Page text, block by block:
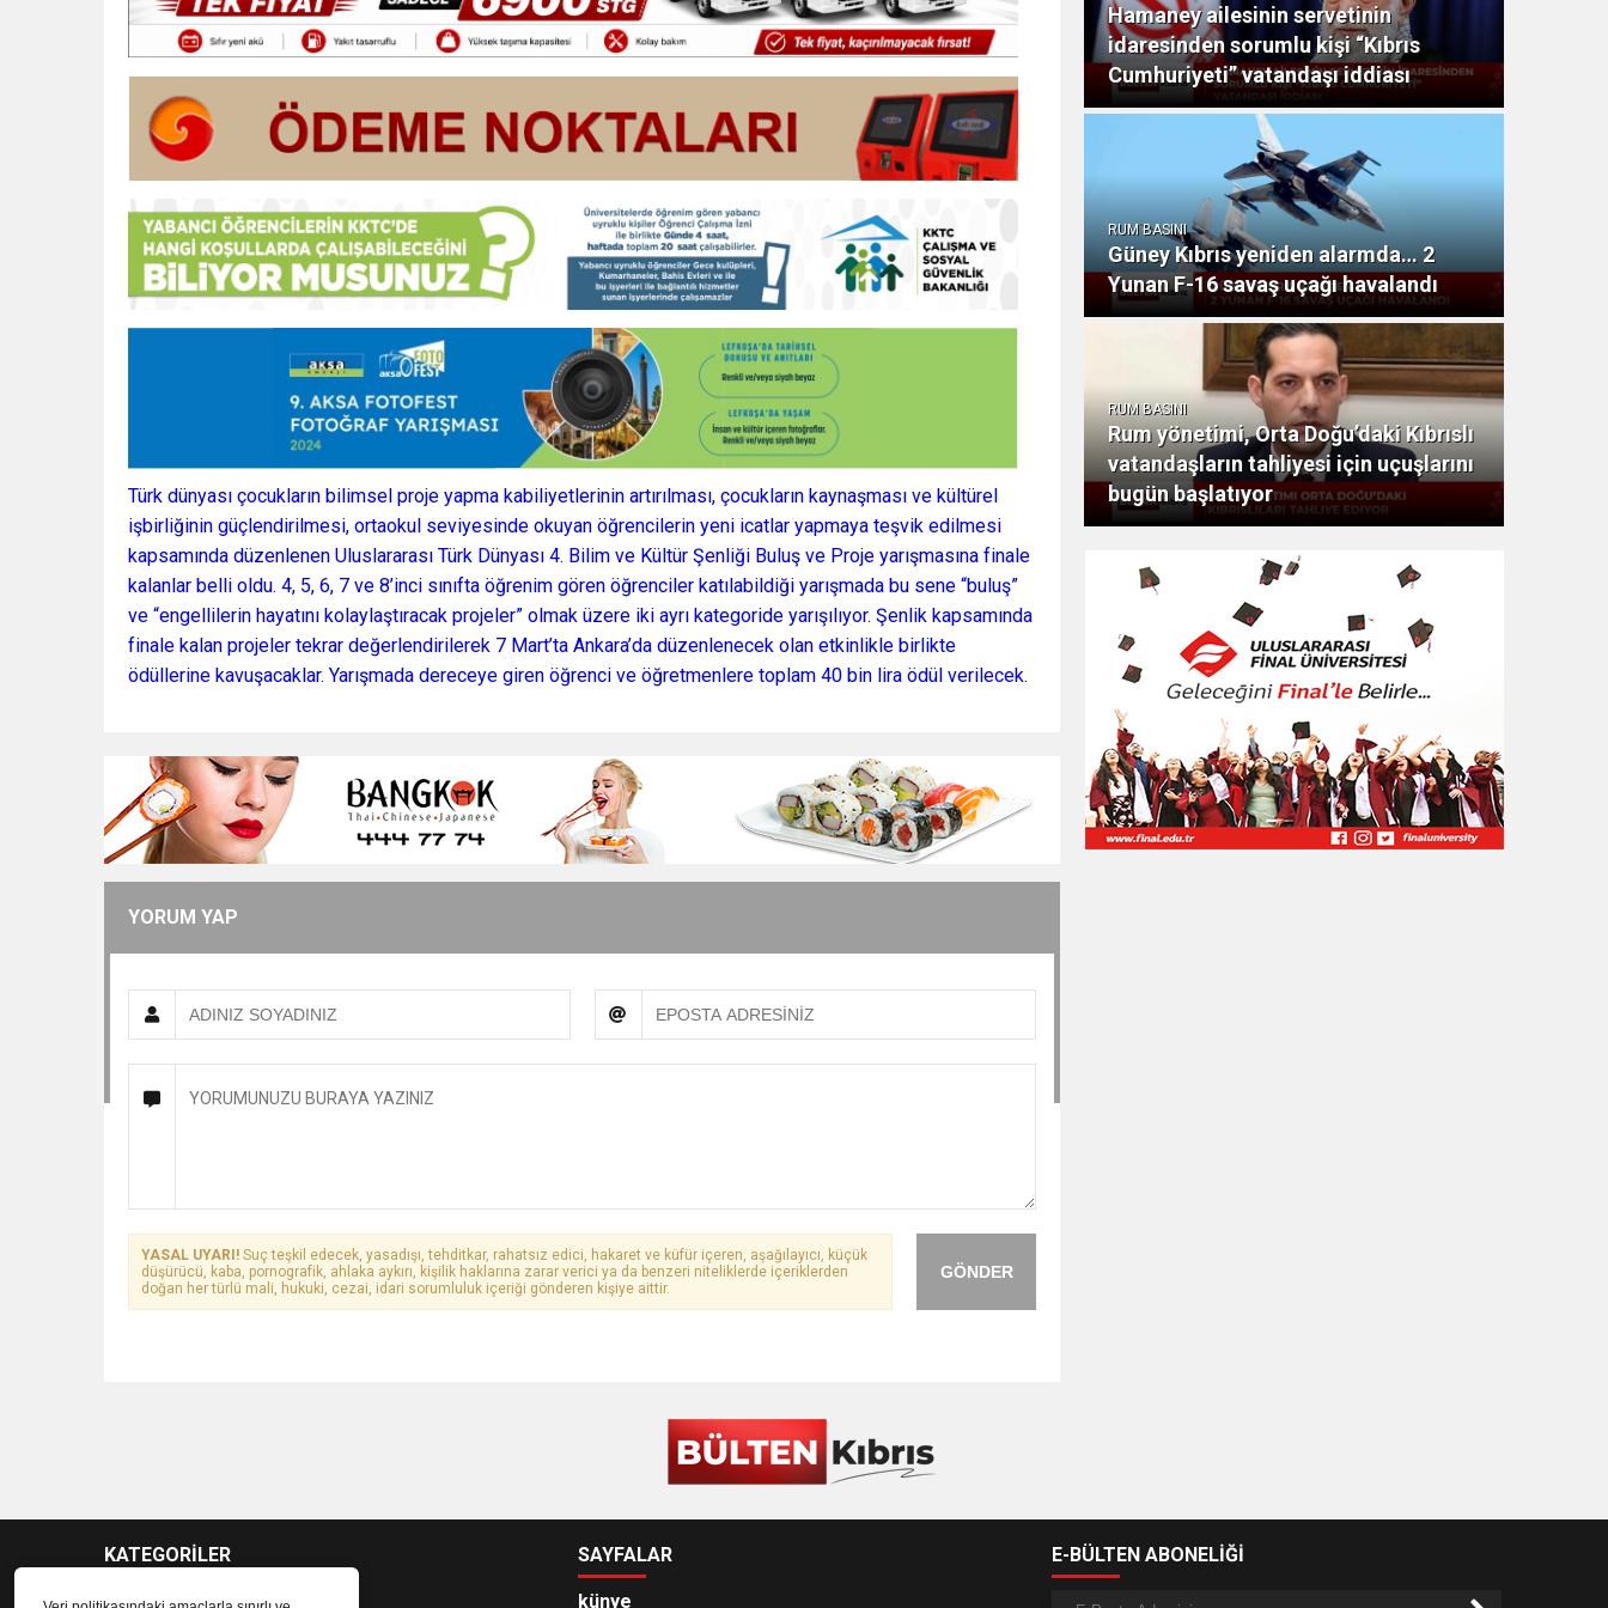
Türk dünyası çocukların bilimsel proje yapma kabiliyetlerinin artırılması, çocukların kaynaşması ve kültürel
işbirliğinin güçlendirilmesi, ortaokul seviyesinde okuyan öğrencilerin yeni icatlar yapmaya teşvik edilmesi
kapsamında düzenlenen Uluslararası Türk Dünyası 4. Bilim ve Kültür Şenliği Buluş ve Proje yarışmasına finale
kalanlar belli oldu. 4, 5, 6, 7 ve 8’inci sınıfta öğrenim gören öğrenciler katılabildiği yarışmada bu sene “buluş”
ve “engellilerin hayatını kolaylaştıracak projeler” olmak üzere iki ayrı kategoride yarışılıyor. Şenlik kapsamında
finale kalan projeler tekrar değerlendirilerek 7 Mart’ta Ankara’da düzenlenecek olan etkinlikle birlikte
ödüllerine kavuşacaklar. Yarışmada dereceye giren öğrenci ve öğretmenlere toplam 40 bin lira ödül verilecek.
YORUM YAP
GÖNDER
YASAL UYARI! Suç teşkil edecek, yasadışı, tehditkar, rahatsız edici, hakaret ve küfür içeren, aşağılayıcı, küçük
düşürücü, kaba, pornografik, ahlaka aykırı, kişilik haklarına zarar verici ya da benzeri niteliklerde içeriklerden
doğan her türlü mali, hukuki, cezai, idari sorumluluk içeriği gönderen kişiye aittir.
Hamaney ailesinin servetinin
idaresinden sorumlu kişi “Kıbrıs
Cumhuriyeti” vatandaşı iddiası
RUM BASINI
Güney Kıbrıs yeniden alarmda… 2
Yunan F-16 savaş uçağı havalandı
RUM BASINI
Rum yönetimi, Orta Doğu’daki Kıbrıslı
vatandaşların tahliyesi için uçuşlarını
bugün başlatıyor
KATEGORİLER SAYFALAR
künye
E-BÜLTEN ABONELİĞİ